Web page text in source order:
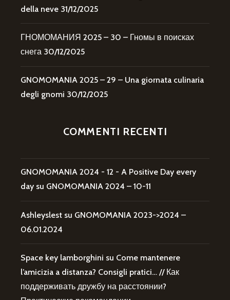
della neve 31/12/2025
ГНОМОМАНИЯ 2025 – 30 – Гномы в поисках
снега 30/12/2025
GNOMOMANIA 2025 – 29 – Una giornata culinaria
degli gnomi 30/12/2025
COMMENTI RECENTI
GNOMOMANIA 2024 - 12 - A Positive Day every
day su GNOMOMANIA 2024 – 10-11
Ashleyslest su GNOMOMANIA 2023->2024 –
06.01.2024
Space key lamborghini su Come mantenere
l’amicizia a distanza? Consigli pratici… // Как
поддерживать дружбу на расстоянии?